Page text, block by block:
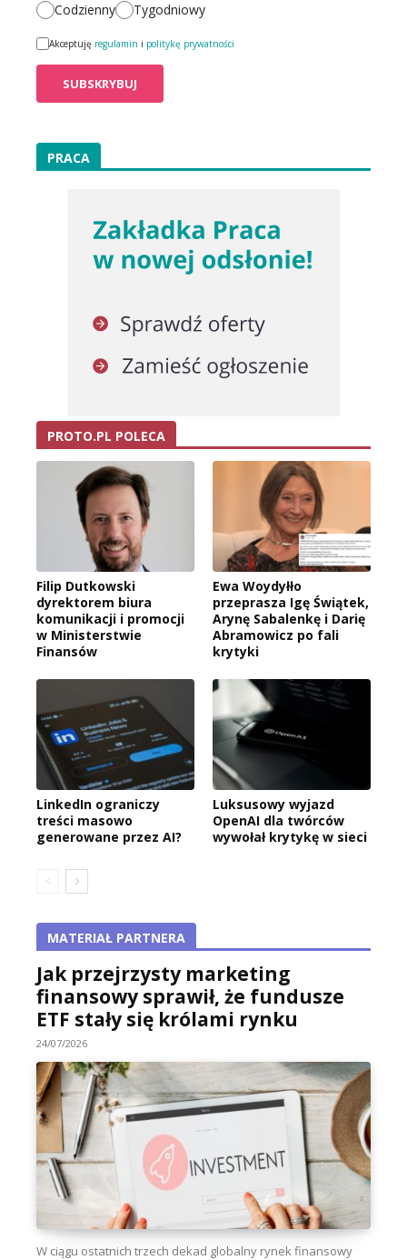
Codzienny Tygodniowy
Akceptuję regulamin i politykę prywatności
PRACA
PROTO.PL POLECA
Filip Dutkowski
dyrektorem biura
komunikacji i promocji
w Ministerstwie
Finansów
Ewa Woydyłło
przeprasza Igę Świątek,
Arynę Sabalenkę i Darię
Abramowicz po fali
krytyki
LinkedIn ograniczy
treści masowo
generowane przez AI?
Luksusowy wyjazd
OpenAI dla twórców
wywołał krytykę w sieci
MATERIAŁ PARTNERA
Jak przejrzysty marketing
finansowy sprawił, że fundusze
ETF stały się królami rynku
24/07/2026
W ciągu ostatnich trzech dekad globalny rynek finansowy